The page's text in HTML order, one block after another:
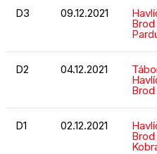
D3 09.12.2021
D2 04.12.2021
Brod
D1 02.12.2021